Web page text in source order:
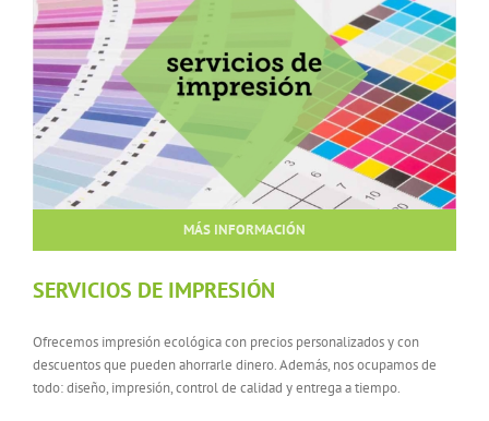
MÁS INFORMACIÓN
SERVICIOS DE IMPRESIÓN
Ofrecemos impresión ecológica con precios personalizados y con
descuentos que pueden ahorrarle dinero. Además, nos ocupamos de
todo: diseño, impresión, control de calidad y entrega a tiempo.